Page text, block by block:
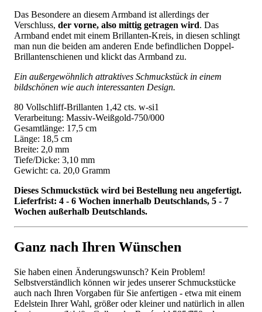
Das Besondere an diesem Armband ist allerdings der
Verschluss, der vorne, also mittig getragen wird. Das
Armband endet mit einem Brillanten-Kreis, in diesen schlingt
man nun die beiden am anderen Ende befindlichen Doppel-
Brillantenschienen und klickt das Armband zu.
Ein außergewöhnlich attraktives Schmuckstück in einem
bildschönen wie auch interessanten Design.
80 Vollschliff-Brillanten 1,42 cts. w-si1
Verarbeitung: Massiv-Weißgold-750/000
Gesamtlänge: 17,5 cm
Länge: 18,5 cm
Breite: 2,0 mm
Tiefe/Dicke: 3,10 mm
Gewicht: ca. 20,0 Gramm
Dieses Schmuckstück wird bei Bestellung neu angefertigt.
Lieferfrist: 4 - 6 Wochen innerhalb Deutschlands, 5 - 7
Wochen außerhalb Deutschlands.
Ganz nach Ihren Wünschen
Sie haben einen Änderungswunsch? Kein Problem!
Selbstverständlich können wir jedes unserer Schmuckstücke
auch nach Ihren Vorgaben für Sie anfertigen - etwa mit einem
Edelstein Ihrer Wahl, größer oder kleiner und natürlich in allen